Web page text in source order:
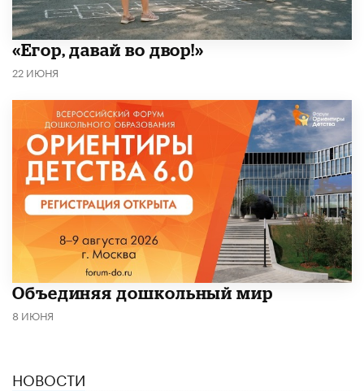
«Егор, давай во двор!»
22 ИЮНЯ
​Объединяя дошкольный мир
8 ИЮНЯ
НОВОСТИ